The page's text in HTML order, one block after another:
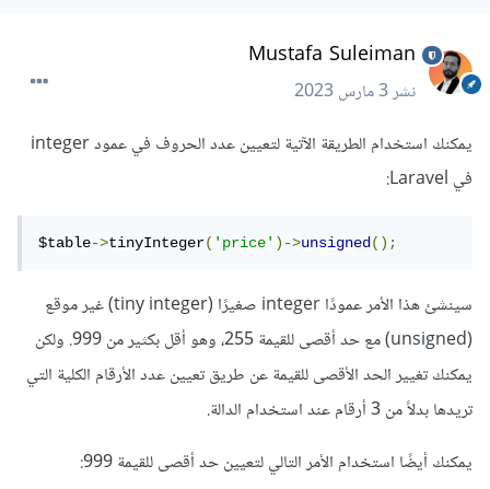
Mustafa Suleiman
نشر3 مارس 2023
يمكنك استخدام الطريقة الآتية لتعيين عدد الحروف في عمود integer
في Laravel:
$table->tinyInteger('price')->unsigned();
سينشئ هذا الأمر عمودًا integer صغيرًا (tiny integer) غير موقع
(unsigned) مع حد أقصى للقيمة 255، وهو أقل بكثير من 999. ولكن
يمكنك تغيير الحد الأقصى للقيمة عن طريق تعيين عدد الأرقام الكلية التي
تريدها بدلاً من 3 أرقام عند استخدام الدالة.
يمكنك أيضًا استخدام الأمر التالي لتعيين حد أقصى للقيمة 999: